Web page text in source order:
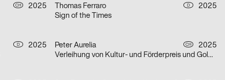
CH
2025
Thomas Ferraro D
2025
Sign of the Times
D
2025
Peter Aurelia CH
2025
Verleihung von Kultur- und Förderpreis und Goldener Ehrenmedaille 2025 des Kantons Zürich